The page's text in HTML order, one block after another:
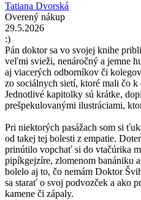
Tatiana Dvorská
Overený nákup
29.5.2026
:)
Pán doktor sa vo svojej knihe
veľmi svieži, nenáročný a jemne
aj viacerých odborníkov či
zo sociálnych sietí, ktoré mali čo
Jednotlivé kapitolky sú krátke,
prešpekulovanými ilustráciami,
Pri niektorých pasážach som si
od takej tej bolesti z empatie.
prinútilo vopchať si do vtačúrika
pipíkgejzíre, zlomenom banániku
bolelo aj to, čo nemám Doktor
sa starať o svoj podvozček a ako
kamene či zápaly.